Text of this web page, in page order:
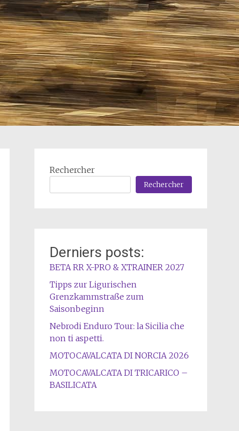
Rechercher
Rechercher
Derniers posts:
BETA RR X-PRO & XTRAINER 2027
Tipps zur Ligurischen
Grenzkammstraße zum
Saisonbeginn
Nebrodi Enduro Tour: la Sicilia che
non ti aspetti.
MOTOCAVALCATA DI NORCIA 2026
MOTOCAVALCATA DI TRICARICO –
BASILICATA